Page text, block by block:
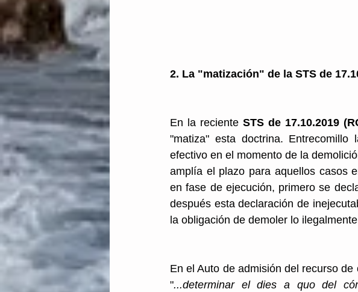
2. La "matización" de la STS de
En la reciente STS de 17.10.2019
"matiza" esta doctrina.
efectivo en el momento de la
amplía el plazo para aquellos casos
en fase de ejecución, primero se
después esta declaración de
la obligación de demoler lo
En el Auto de admisión del recurso
"...determinar el dies a quo del